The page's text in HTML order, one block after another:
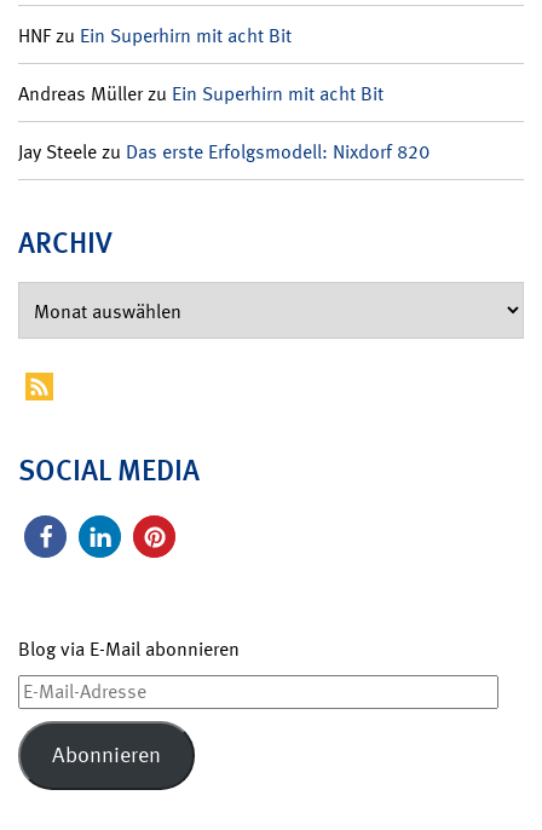
HNFzu Ein Superhirn mit acht Bit
Andreas Müllerzu Ein Superhirn mit acht Bit
Jay Steelezu Das erste Erfolgsmodell: Nixdorf 820
ARCHIV
SOCIAL MEDIA
Blog via E-Mail abonnieren
E-
Mail-
Adresse
Abonnieren